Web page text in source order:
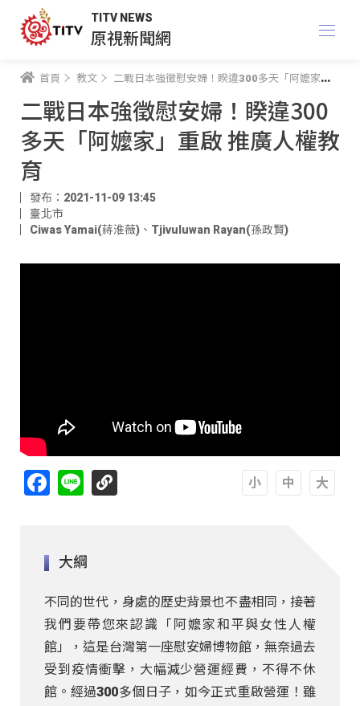
TITV NEWS
原視新聞網
首頁 教文 二戰日本強徵慰安婦！睽違300多天「阿嬤家」重啟 推廣人權教育
二戰日本強徵慰安婦！睽違300
多天「阿嬤家」重啟 推廣人權教
育
發布：2021-11-09 13:45
臺北市
Ciwas Yamai(蔣淮薇) 、 Tjivuluwan Rayan(孫政賢)
Facebook
Line
大綱
不同的世代，身處的歷史背景也不盡相同，接著
我們要帶您來認識「阿嬤家和平與女性人權
館」，這是台灣第一座慰安婦博物館，無奈過去
受到疫情衝擊，大幅減少營運經費，不得不休
館。經過300多個日子，如今正式重啟營運！雖